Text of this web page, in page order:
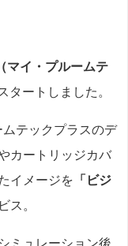
マイ・プルームテ
タートしました。
テックプラスのデ
カートリッジカバ
イメージを 「ビジ
ス。